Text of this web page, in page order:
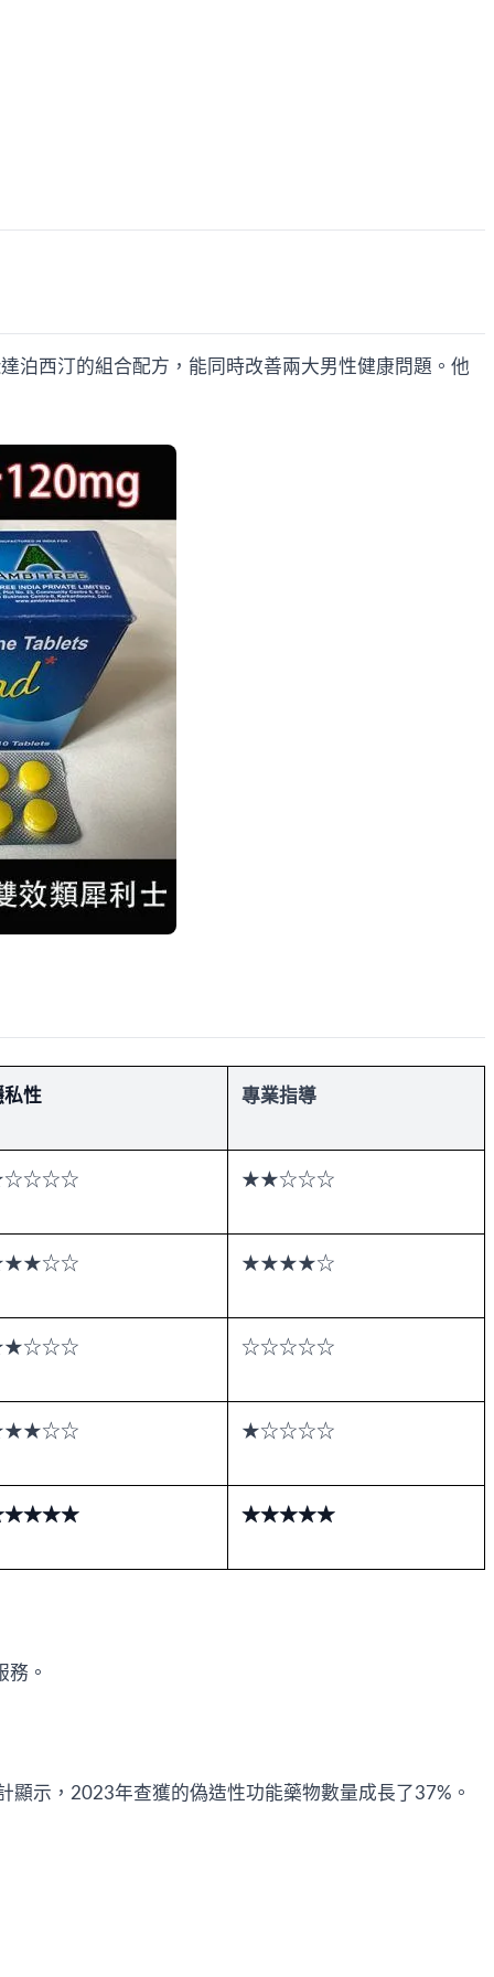
泊西汀的組合配方，能同時改善兩大男性健康問題。他
私性 專業指導
★★☆☆☆
★★★★☆
☆☆☆☆☆
★☆☆☆☆
★★★★★
。
示，2023年查獲的偽造性功能藥物數量成長了37%。